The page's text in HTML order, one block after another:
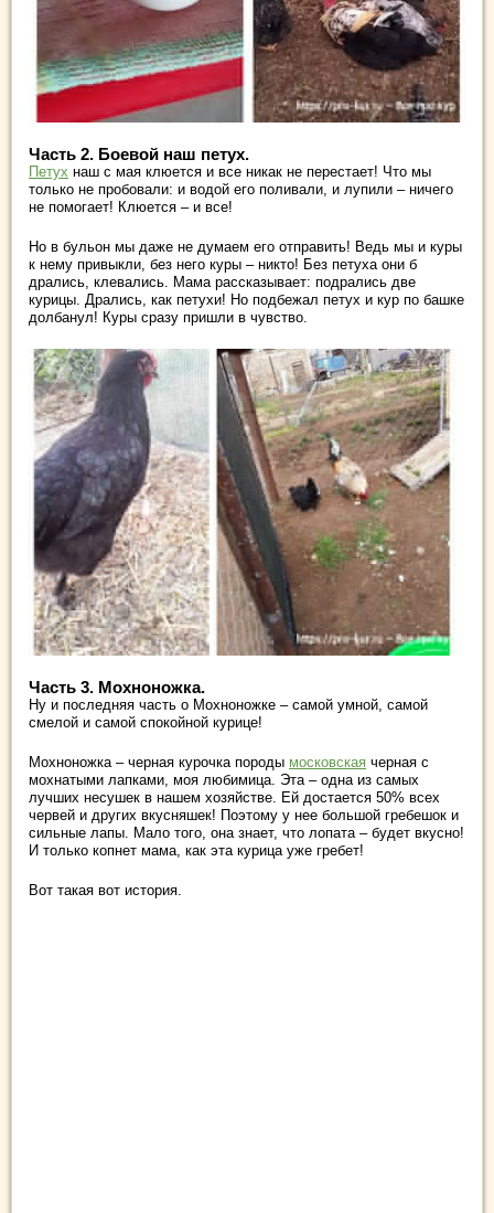
Часть 2. Боевой наш петух.
Петух наш с мая клюется и все никак не перестает! Что мы
только не пробовали: и водой его поливали, и лупили – ничего
не помогает! Клюется – и все!
Но в бульон мы даже не думаем его отправить! Ведь мы и куры
к нему привыкли, без него куры – никто! Без петуха они б
дрались, клевались. Мама рассказывает: подрались две
курицы. Дрались, как петухи! Но подбежал петух и кур по башке
долбанул! Куры сразу пришли в чувство.
Часть 3. Мохноножка.
Ну и последняя часть о Мохноножке – самой умной, самой
смелой и самой спокойной курице!
Мохноножка – черная курочка породы московская черная с
мохнатыми лапками, моя любимица. Эта – одна из самых
лучших несушек в нашем хозяйстве. Ей достается 50% всех
червей и других вкусняшек! Поэтому у нее большой гребешок и
сильные лапы. Мало того, она знает, что лопата – будет вкусно!
И только копнет мама, как эта курица уже гребет!
Вот такая вот история.